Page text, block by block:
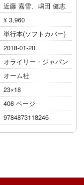
近藤 嘉雪、嶋田 健志
¥ 3,960
単行本(ソフトカバー)
2018-01-20
オライリー・ジャパン
オーム社
23×18
408 ページ
9784873118246